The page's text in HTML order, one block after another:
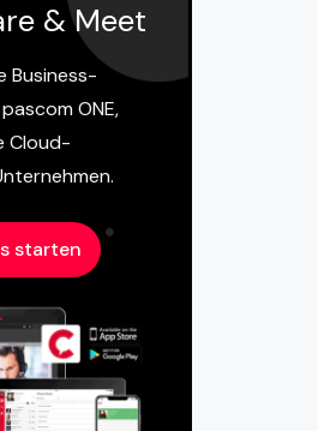
& Meet
Business-
ONE,
Cloud-
starten